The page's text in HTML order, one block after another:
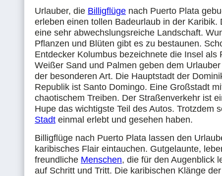
Urlauber, die Billigflüge nach Puerto Plata
erleben einen tollen Badeurlaub in der Karibik.
eine sehr abwechslungsreiche Landschaft.
Pflanzen und Blüten gibt es zu bestaunen.
Entdecker Kolumbus bezeichnete die Insel als
Weißer Sand und Palmen geben dem
der besonderen Art. Die Hauptstadt der
Republik ist Santo Domingo. Eine Großstadt
chaotischem Treiben. Der Straßenverkehr ist
Hupe das wichtigste Teil des Autos. Trotzdem
Stadt einmal erlebt und gesehen haben.
Billigflüge nach Puerto Plata lassen den
karibisches Flair eintauchen. Gutgelaunte,
freundliche Menschen, die für den Augenblick
auf Schritt und Tritt. Die karibischen Klänge